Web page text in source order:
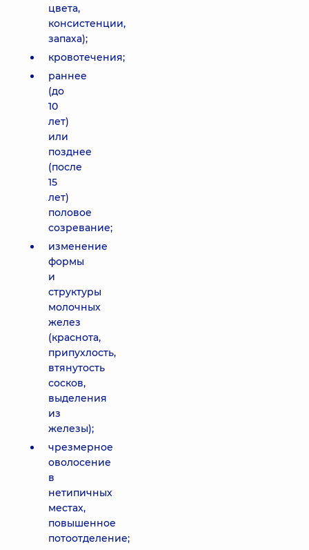
цвета,
консистенции,
запаха);
кровотечения;
раннее
(до
10
лет)
или
позднее
(после
15
лет)
половое
созревание;
изменение
формы
и
структуры
молочных
желез
(краснота,
припухлость,
втянутость
сосков,
выделения
из
железы);
чрезмерное
оволосение
в
нетипичных
местах,
повышенное
потоотделение;